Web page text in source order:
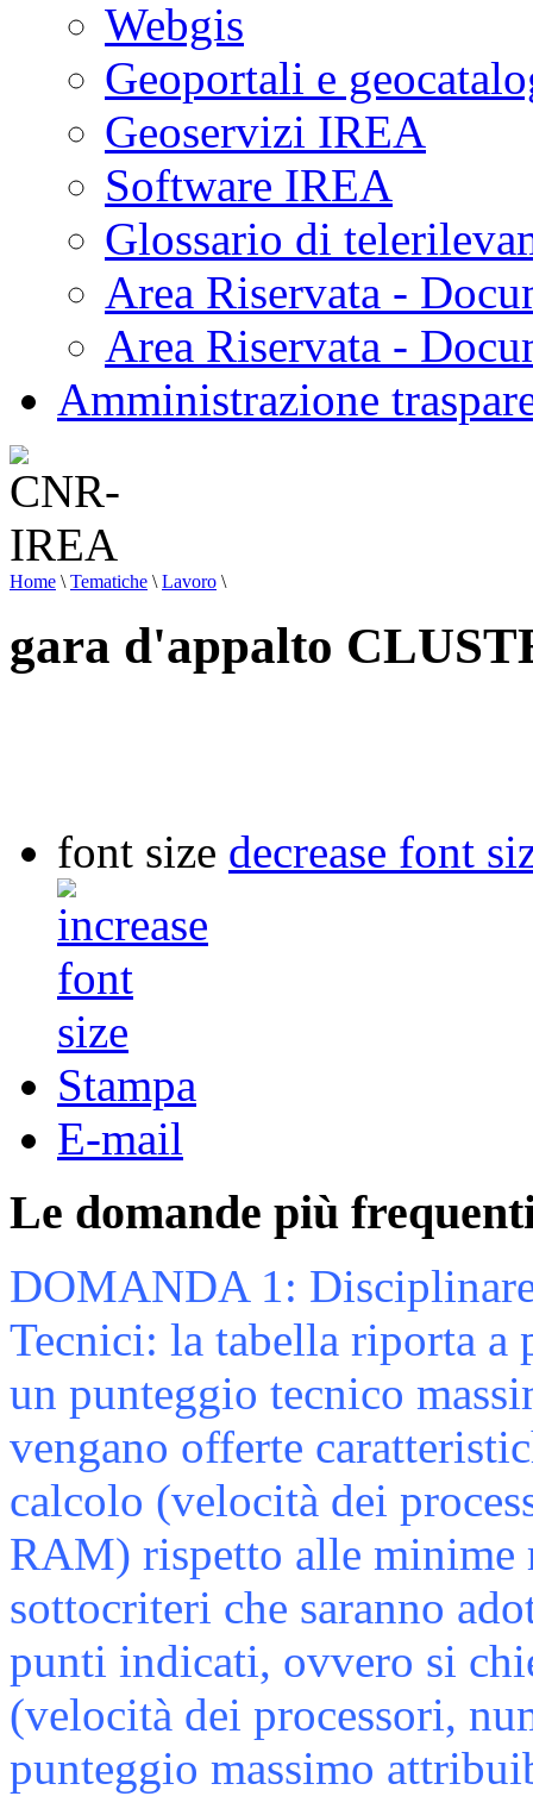
Webgis
Geoportali e
Geoservizi IREA
Software IREA
Glossario di
Area Riservata -
Area Riservata -
Amministrazione
Home \ Tematiche \ Lavoro \
gara d'appalto
font size decrease font
Stampa
E-mail
Le domande più
DOMANDA 1:
Tecnici: la tabella riporta a
un punteggio tecnico
vengano offerte
calcolo (velocità dei
RAM) rispetto alle minime
sottocriteri che saranno
punti indicati, ovvero si
(velocità dei processori,
punteggio massimo